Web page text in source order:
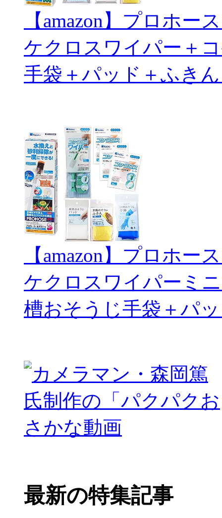
【amazon】プロホ
ケクロスワイパー＋
手袋＋パッド＋ふき
【amazon】プロホー
ケクロスワイパーミ
槽おそうじ手袋＋パ
最新の特集記事